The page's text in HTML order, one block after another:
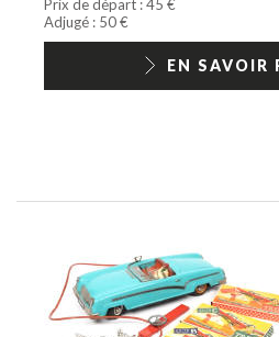
Prix de départ : 45 €
Adjugé : 50 €
EN SAVOIR